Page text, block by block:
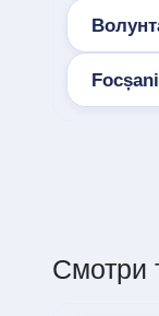
Focșani
Смотри